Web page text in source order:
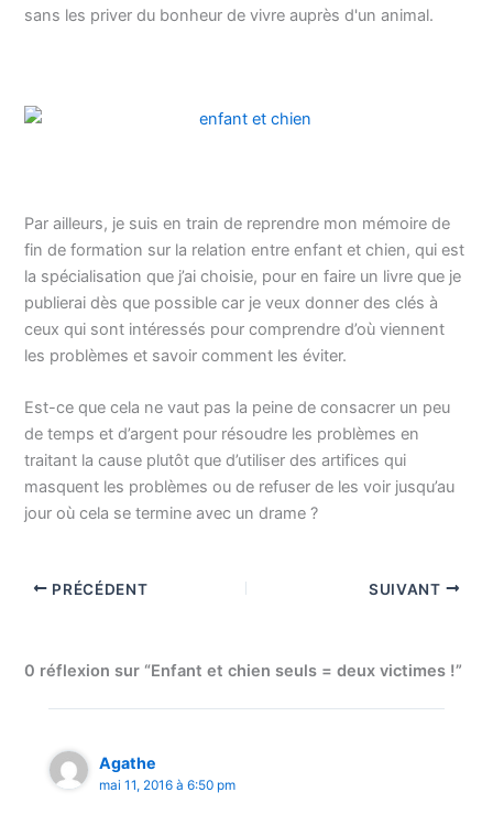
sans les priver du bonheur de vivre auprès d'un animal.
Par ailleurs, je suis en train de reprendre mon mémoire de
fin de formation sur la relation entre enfant et chien, qui est
la spécialisation que j’ai choisie, pour en faire un livre que je
publierai dès que possible car je veux donner des clés à
ceux qui sont intéressés pour comprendre d’où viennent
les problèmes et savoir comment les éviter.
Est-ce que cela ne vaut pas la peine de consacrer un peu
de temps et d’argent pour résoudre les problèmes en
traitant la cause plutôt que d’utiliser des artifices qui
masquent les problèmes ou de refuser de les voir jusqu’au
jour où cela se termine avec un drame ?
PRÉCÉDENT SUIVANT
0 réflexion sur “Enfant et chien seuls = deux victimes !”
Agathe
mai 11, 2016 à 6:50 pm